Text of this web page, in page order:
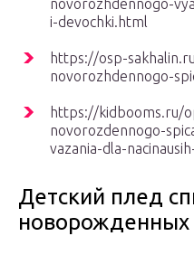
novorozhdennogo-
i-devochki.html
https://osp-
novorozhdennogo-
https://kidbooms.ru/
novorozdennogo-
vazania-dla-
Детский плед
новорожденных